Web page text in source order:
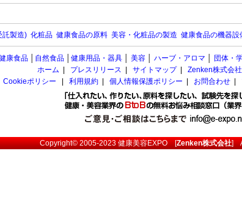
託製造) 化粧品 健康食品の原料 美容・化粧品の製造 健康食品の機器設
康食品 自然食品 健康用品・器具 美容 ハーブ・アロマ 団体・
ホーム
プレスリリース サイトマップ| Zenken株式会
Cookieポリシー
利用規約 個人情報保護ポリシー お問合わせ
Copyright© 2005-2023健康美容EXPO[Zenken株式会社]